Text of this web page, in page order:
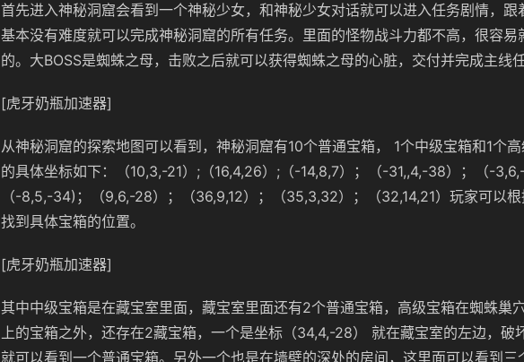
首先进入神秘洞窟会看到一个神秘少女，和神秘少女对话就可以进入任务剧情，跟
基本没有难度就可以完成神秘洞窟的所有任务。里面的怪物战斗力都不高，很容易
的。大BOSS是蜘蛛之母，击败之后就可以获得蜘蛛之母的心脏，交付并完成主线任
[虎牙奶瓶加速器]
从神秘洞窟的探索地图可以看到，神秘洞窟有10个普通宝箱， 1个中级宝箱和1个
的具体坐标如下：（10,3,-21）;（16,4,26）;（-14,8,7）；（-31,,4,-38）；（-3,6,-
（-8,5,-34)；（9,6,-28）；（36,9,12）；（35,3,32）；（32,14,21）玩家可以
找到具体宝箱的位置。
[虎牙奶瓶加速器]
其中中级宝箱是在藏宝室里面，藏宝室里面还有2个普通宝箱，高级宝箱在蜘蛛巢
上的宝箱之外，还存在2藏宝箱，一个是坐标（34,4,-28） 就在藏宝室的左边，破
就可以看到一个普通宝箱。另外一个也是在墙壁的深处的房间，这里面可以看到三